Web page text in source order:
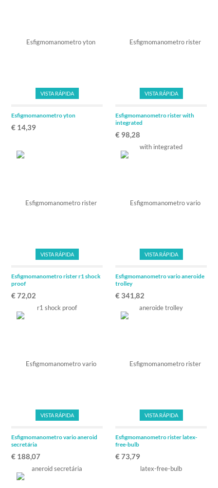
Esfigmomanometro yton
€ 14,39
VISTA RÁPIDA
Esfigmomanometro rister with
integrated
€ 98,28
VISTA RÁPIDA
Esfigmomanometro rister r1 shock
proof
€ 72,02
VISTA RÁPIDA
Esfigmomanometro vario aneroide
trolley
€ 341,82
VISTA RÁPIDA
Esfigmomanometro vario aneroid
secretária
€ 188,07
VISTA RÁPIDA
Esfigmomanometro rister latex-
free-bulb
€ 73,79
VISTA RÁPIDA